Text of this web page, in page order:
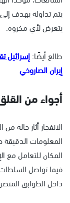
يتم تداوله يهدف إلى
يتعرض لأي مكروه.
طالع أيضًا:إسرائيل
إيران الصاروخي
أجواء من
الانفجار أثار حالة
المعلومات
المكان للتعامل مع
فيما تواصل
داخل الطوابق